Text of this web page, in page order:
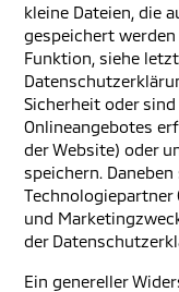
kleine Dateien, die
gespeichert
Funktion, siehe
Sicherheit oder
Onlineangebotes
der Website) oder
speichern.
Technologiepartner
und
der
Ein genereller